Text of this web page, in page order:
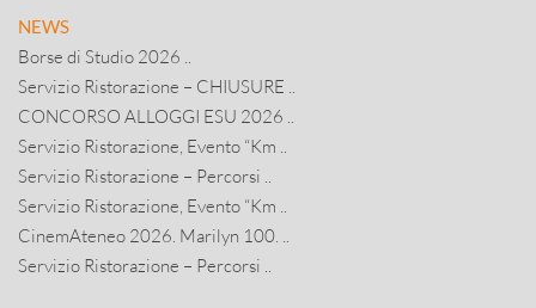
NEWS
Borse di Studio 2026 ..
Servizio Ristorazione – CHIUSURE ..
CONCORSO ALLOGGI ESU 2026 ..
Servizio Ristorazione, Evento “Km ..
Servizio Ristorazione – Percorsi ..
Servizio Ristorazione, Evento “Km ..
CinemAteneo 2026. Marilyn 100. ..
Servizio Ristorazione – Percorsi ..